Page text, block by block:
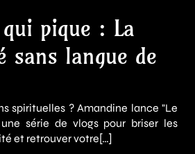
pique : La
langue de
spirituelles ? Amandine lance "Le
série de vlogs pour briser les
et retrouver votre[…]